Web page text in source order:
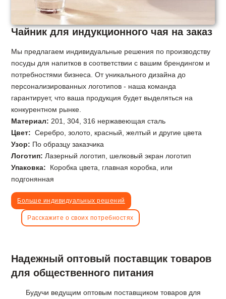
Чайник для индукционного чая на заказ
Мы предлагаем индивидуальные решения по производству
посуды для напитков в соответствии с вашим брендингом и
потребностями бизнеса. От уникального дизайна до
персонализированных логотипов - наша команда
гарантирует, что ваша продукция будет выделяться на
конкурентном рынке.
Материал: 201, 304, 316 нержавеющая сталь
Цвет: Серебро, золото, красный, желтый и другие цвета
Узор: По образцу заказчика
Логотип: Лазерный логотип, шелковый экран логотип
Упаковка:
Коробка цвета, главная коробка, или
подгонянная
Больше индивидуальных решений
Расскажите о своих потребностях
Надежный оптовый поставщик товаров
для общественного питания
Будучи ведущим оптовым поставщиком товаров для